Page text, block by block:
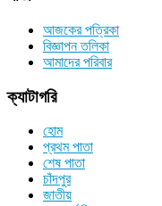
আজকের পত্রিকা
বিজ্ঞাপন তলিকা
আমাদের পরিবার
ক্যাটাগরি
হোম
প্রথম পাতা
শেষ পাতা
চাঁদপুর
জাতীয়